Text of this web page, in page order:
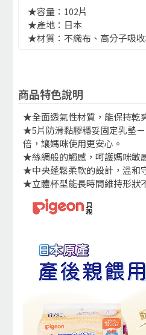
★容量：102片
★產地：日本
★材質：不織布、高分子吸
商品特色說明
★全面透氣性材質，能保持乾
★5片防滑黏膠穩妥固定乳墊
倍，讓媽咪使用更安心。
★絲綢般的觸感，呵護媽咪敏
★中央蓬鬆柔軟的設計，溫和
★立體杯型能長時間維持形狀